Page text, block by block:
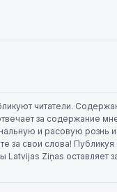
читатели.
за содержание
и расовую рознь
за свои слова!
Latvijas Ziņas оставляет